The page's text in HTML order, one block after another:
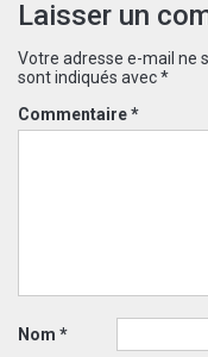
Laisser un
Votre adresse e-mail ne
sont indiqués avec*
Commentaire*
Nom *